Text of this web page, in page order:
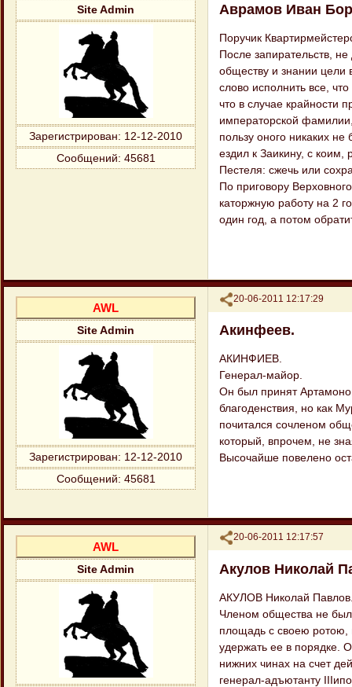
Site Admin
Зарегистрирован: 12-12-2010
Сообщений: 45681
Аврамов Иван
Поручик
После запирательств,
обществу и знании цели
слово исполнить все,
что в случае крайности
императорской
пользу оного никаких
ездил к Заикину, с коим,
Пестеля: сжечь или
По приговору
каторжную работу на 2
один год, а потом
Поделиться
20-06-2011 12:17:29
AWL
Site Admin
Зарегистрирован: 12-12-2010
Сообщений: 45681
Акинфеев.
АКИНФИЕВ.
Генерал-майор.
Он был принят
благоденствия, но как
почитался сочленом
который, впрочем, не
Высочайше повелено
Поделиться
20-06-2011 12:17:57
AWL
Site Admin Акулов Николай
АКУЛОВ Николай Павлов.
Членом общества не был
площадь с своею ротою,
удержать ее в порядке.
нижних чинах на счет
генерал-адъютанту